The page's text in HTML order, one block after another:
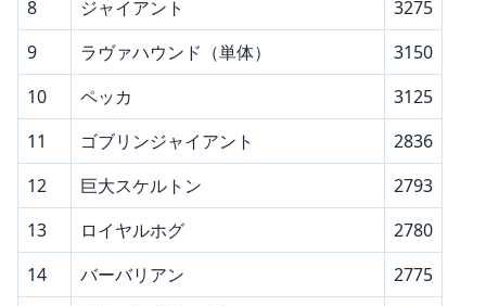
8
ジャイアント
3275
9
ラヴァハウンド（単体）
3150
10
ペッカ
3125
11
ゴブリンジャイアント
2836
12
巨大スケルトン
2793
13
ロイヤルホグ
2780
14
バーバリアン
2775